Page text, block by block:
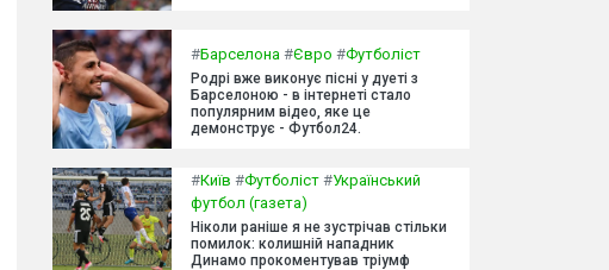
#Барселона #Євро #Футболіст
Родрі вже виконує пісні у дуеті з
Барселоною - в інтернеті стало
популярним відео, яке це
демонструє - Футбол24.
#Київ #Футболіст #Український
футбол (газета)
Ніколи раніше я не зустрічав стільки
помилок: колишній нападник
Динамо прокоментував тріумф